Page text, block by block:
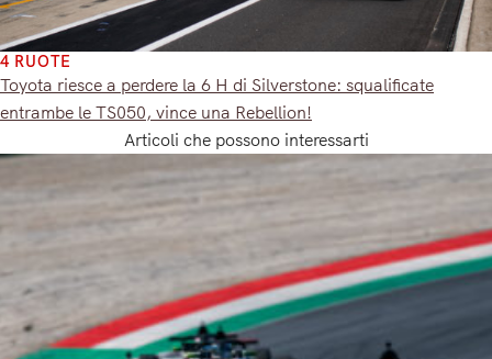
4 RUOTE
Toyota riesce a perdere la 6 H di Silverstone: squalificate
entrambe le TS050, vince una Rebellion!
Articoli che possono interessarti